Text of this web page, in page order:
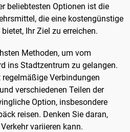
beliebtesten Optionen ist die
die eine kostengünstige
Ihr Ziel zu erreichen.
Methoden, um vom
ins Stadtzentrum zu gelangen.
regelmäßige Verbindungen
verschiedenen Teilen der
Option, insbesondere
reisen. Denken Sie daran,
variieren kann.